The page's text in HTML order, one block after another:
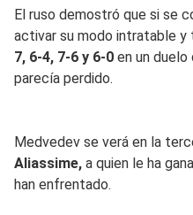
El ruso demostró que si se
activar su modo intratable y
7, 6-4, 7-6 y 6-0 en un
parecía perdido.
Medvedev se verá en la
Aliassime, a quien le ha
han enfrentado.